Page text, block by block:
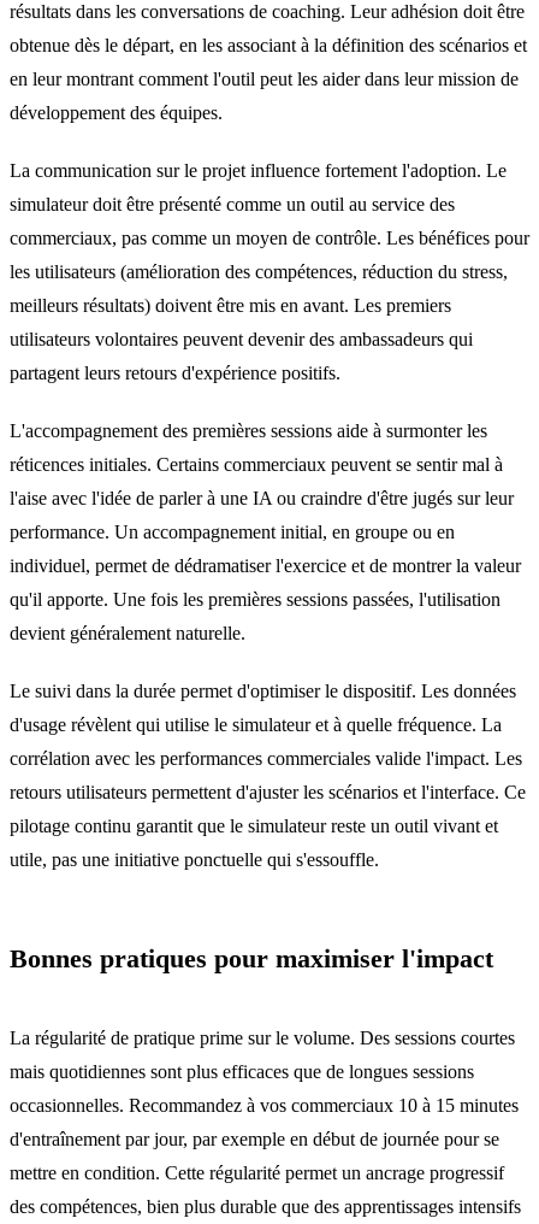
résultats dans les conversations de coaching. Leur adhésion doit être
obtenue dès le départ, en les associant à la définition des scénarios et
en leur montrant comment l'outil peut les aider dans leur mission de
développement des équipes.
La communication sur le projet influence fortement l'adoption. Le
simulateur doit être présenté comme un outil au service des
commerciaux, pas comme un moyen de contrôle. Les bénéfices pour
les utilisateurs (amélioration des compétences, réduction du stress,
meilleurs résultats) doivent être mis en avant. Les premiers
utilisateurs volontaires peuvent devenir des ambassadeurs qui
partagent leurs retours d'expérience positifs.
L'accompagnement des premières sessions aide à surmonter les
réticences initiales. Certains commerciaux peuvent se sentir mal à
l'aise avec l'idée de parler à une IA ou craindre d'être jugés sur leur
performance. Un accompagnement initial, en groupe ou en
individuel, permet de dédramatiser l'exercice et de montrer la valeur
qu'il apporte. Une fois les premières sessions passées, l'utilisation
devient généralement naturelle.
Le suivi dans la durée permet d'optimiser le dispositif. Les données
d'usage révèlent qui utilise le simulateur et à quelle fréquence. La
corrélation avec les performances commerciales valide l'impact. Les
retours utilisateurs permettent d'ajuster les scénarios et l'interface. Ce
pilotage continu garantit que le simulateur reste un outil vivant et
utile, pas une initiative ponctuelle qui s'essouffle.
Bonnes pratiques pour maximiser l'impact
La régularité de pratique prime sur le volume. Des sessions courtes
mais quotidiennes sont plus efficaces que de longues sessions
occasionnelles. Recommandez à vos commerciaux 10 à 15 minutes
d'entraînement par jour, par exemple en début de journée pour se
mettre en condition. Cette régularité permet un ancrage progressif
des compétences, bien plus durable que des apprentissages intensifs